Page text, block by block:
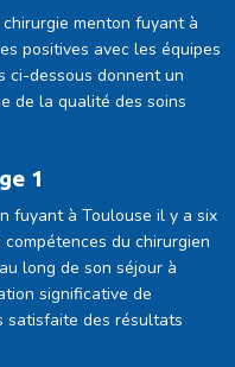
menton fuyant à
positives avec les équipes
ci-dessous donnent un
de la qualité des soins
1
fuyant à Toulouse il y a six
du chirurgien
long de son séjour à
significative de
satisfaite des résultats